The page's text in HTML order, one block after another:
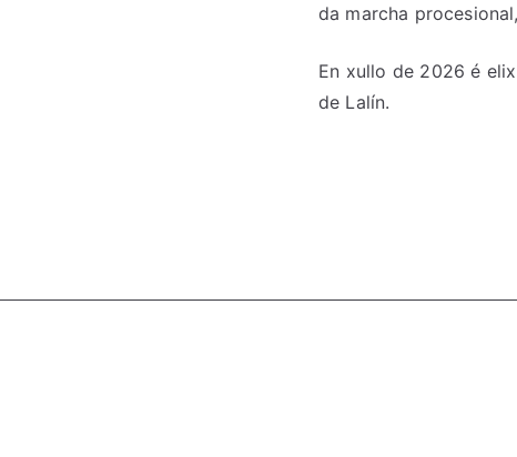
da marcha
En xullo de 2026 é
de Lalín.